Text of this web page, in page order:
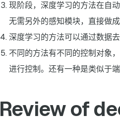
现阶段，深度学习的方法在自
无需另外的感知模块，直接做
深度学习的方法可以通过数据
不同的方法有不同的控制对象
进行控制。还有一种是类似于
Review of